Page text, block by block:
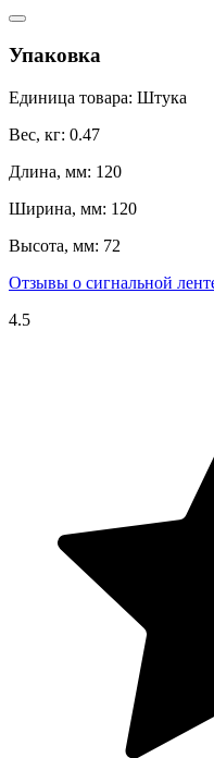
Упаковка
Единица товара: Штука
Вес, кг: 0.47
Длина, мм: 120
Ширина, мм: 120
Высота, мм: 72
Отзывы о сигнальной
4.5